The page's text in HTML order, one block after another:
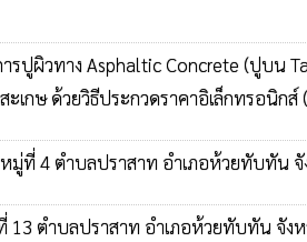
ารปูผิวทาง Asphaltic Concrete (ปูบ
กษ ด้วยวิธีประกวดราคาอิเล็กทรอนิกส์
4 ตำบลปราสาท อำเภอห้วยทับทัน จัง
ตำบลปราสาท อำเภอห้วยทับทัน จังห